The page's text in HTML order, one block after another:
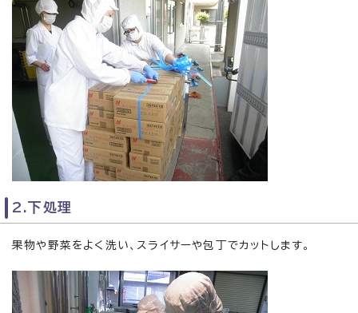
2.下処理
果物や野菜をよく洗い、スライサーや包丁でカットします。